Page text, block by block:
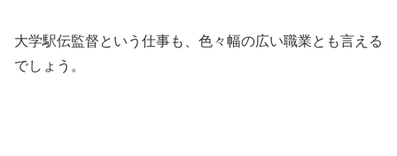
大学駅伝監督という仕事も、色々幅の広い職業とも言える
でしょう。